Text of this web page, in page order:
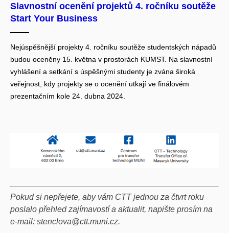
Slavnostní ocenění projektů 4. ročníku soutěže
Start Your Business
Nejúspěšnější projekty 4. ročníku soutěže studentských nápadů
budou oceněny 15. května v prostorách KUMST. Na slavnostní
vyhlášení a setkání s úspěšnými studenty je zvána široká
veřejnost, kdy projekty se o ocenění utkají ve finálovém
prezentačním kole 24. dubna 2024.
Pokud si nepřejete, aby vám CTT jednou za čtvrt roku
poslalo přehled zajímavostí a aktualit, napište prosím na
e-mail: stenclova@ctt.muni.cz.